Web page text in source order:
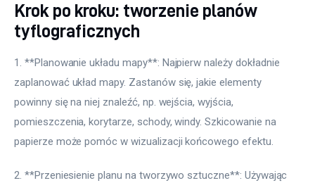
Krok po kroku: tworzenie planów
tyflograficznych
1. **Planowanie układu mapy**: Najpierw należy dokładnie
zaplanować układ mapy. Zastanów się, jakie elementy
powinny się na niej znaleźć, np. wejścia, wyjścia,
pomieszczenia, korytarze, schody, windy. Szkicowanie na
papierze może pomóc w wizualizacji końcowego efektu.
2. **Przeniesienie planu na tworzywo sztuczne**: Używając